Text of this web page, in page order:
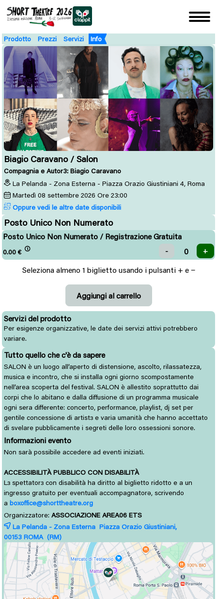
Prodotto Prezzi Servizi Info
Biagio Caravano / Salon
Compagnia e Autor3: Biagio Caravano
La Pelanda - Zona Esterna - Piazza Orazio Giustiniani 4, Roma
Martedì 08 settembre 2026 Ore 23:00
Oppure vedi le altre date disponibili
Posto Unico Non Numerato
Posto Unico Non Numerato / Registrazione Gratuita
0.00 €
Seleziona almeno 1 biglietto usando i pulsanti + e −
Servizi del prodotto
Per esigenze organizzative, le date dei servizi attivi potrebbero
variare.
Tutto quello che c'è da sapere
SALON è un luogo all’aperto di distensione, ascolto, rilassatezza,
musica e incontro, che si installa ogni giorno scompostamente
nell’area scoperta del festival. SALON è allestito soprattutto dai
corpi che lo abitano e dalla diffusione di un programma musicale
ogni sera differente: concerto, performance, playlist, dj set per
gentile concessione di artistɜ e varia umanità che hanno accettato
di svelare pubblicamente i segreti delle loro ossessioni sonore.
Informazioni evento
Non sarà possibile accedere ad eventi iniziati.
ACCESSIBILITÀ PUBBLICO CON DISABILITÀ
Lɜ spettatorɜ con disabilità ha diritto al biglietto ridotto e a un
ingresso gratuito per eventuali accompagnatorə, scrivendo
a boxoffice@shorttheatre.org
Organizzatore: ASSOCIAZIONE AREA06 ETS
La Pelanda - Zona Esterna Piazza Orazio Giustiniani,
00153 ROMA (RM)